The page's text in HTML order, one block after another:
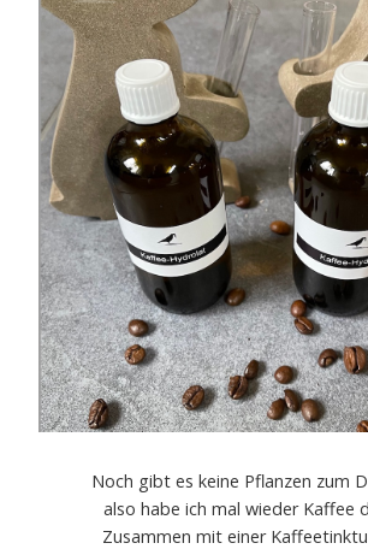
Noch gibt es keine Pflanzen zum
also habe ich mal wieder Kaffee
Zusammen mit einer